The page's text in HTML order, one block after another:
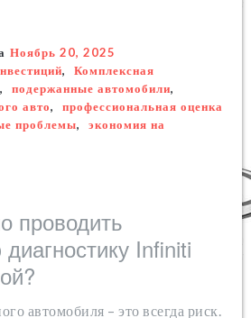
Ноябрь 20, 2025
,
Комплексная
, подержанные автомобили,
авто,
профессиональная оценка
проблемы,
экономия на
проводить
Infiniti
автомобиля – это всегда риск.